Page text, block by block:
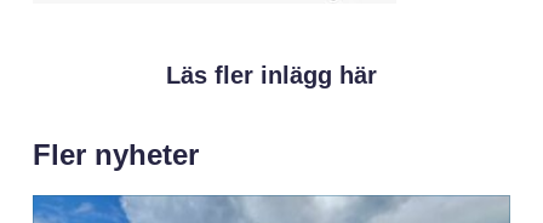
Läs fler inlägg här
Fler nyheter